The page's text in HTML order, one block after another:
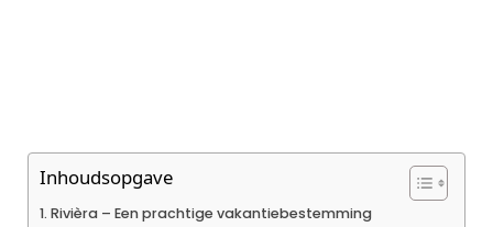
Inhoudsopgave
Rivièra – Een prachtige vakantiebestemming